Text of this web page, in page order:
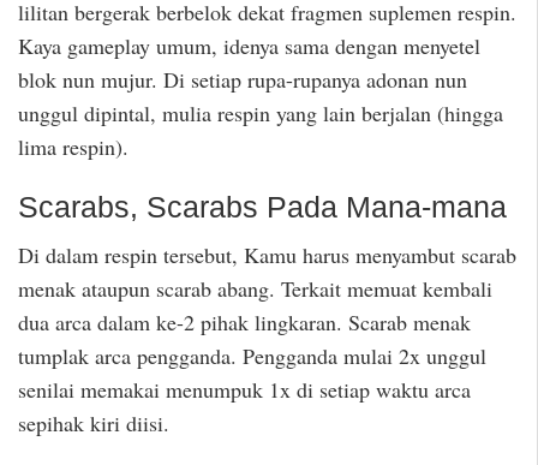
lilitan bergerak berbelok dekat fragmen suplemen respin.
Kaya gameplay umum, idenya sama dengan menyetel
blok nun mujur. Di setiap rupa-rupanya adonan nun
unggul dipintal, mulia respin yang lain berjalan (hingga
lima respin).
Scarabs, Scarabs Pada Mana-mana
Di dalam respin tersebut, Kamu harus menyambut scarab
menak ataupun scarab abang. Terkait memuat kembali
dua arca dalam ke-2 pihak lingkaran. Scarab menak
tumplak arca pengganda. Pengganda mulai 2x unggul
senilai memakai menumpuk 1x di setiap waktu arca
sepihak kiri diisi.